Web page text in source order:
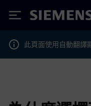
Siemens
此頁面使用自動翻譯